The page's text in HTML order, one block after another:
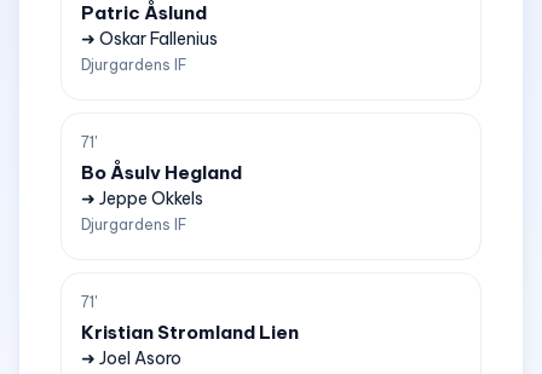
Patric Åslund
➜ Oskar Fallenius
Djurgardens IF
71'
Bo Åsulv Hegland
➜ Jeppe Okkels
Djurgardens IF
71'
Kristian Stromland Lien
➜ Joel Asoro